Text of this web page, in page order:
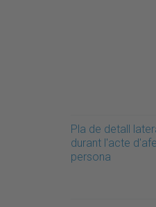
Pla de detall
durant l'acte
persona